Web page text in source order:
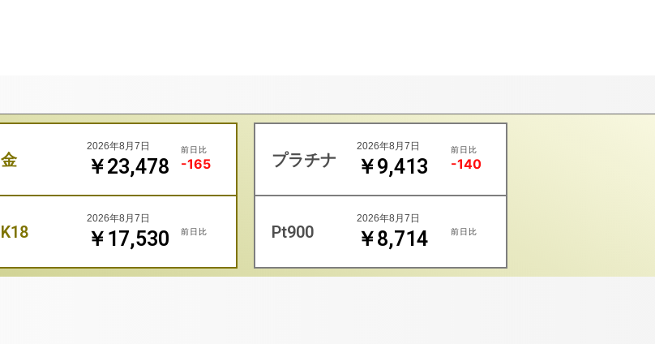
金 ￥23,478
2026年8月7日 前日比
-165
K18 ￥17,530
2026年8月7日
前日比
プラチナ ￥9,413
2026年8月7日 前日比
-140
Pt900 ￥8,714
2026年8月7日
前日比